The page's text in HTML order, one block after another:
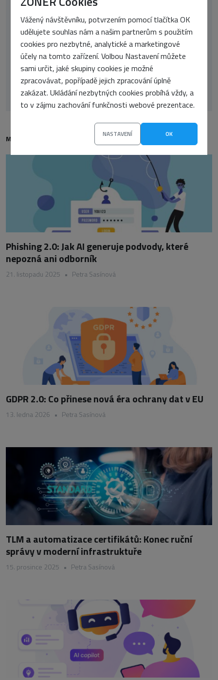
Vážený návštěvníku, potvrzením pomocí tlačítka OK
udělujete souhlas nám a našim partnerům s použitím
cookies pro nezbytné, analytické a marketingové
účely na tomto zařízení. Volbou Nastavení můžete
sami určit, jaké skupiny cookies je možné
zpracovávat, popřípadě jejich zpracování úplně
zakázat. Ukládání nezbytných cookies probíhá vždy, a
to v zájmu zachování funkčnosti webové prezentace.
NASTAVENÍ OK
Pavel Salvet
MOHLO BY VÁS TAKÉ ZAJÍMAT
Phishing 2.0: Jak AI generuje podvody, které
nepozná ani odborník
21. listopadu 2025 • Petra Sasínová
GDPR 2.0: Co přinese nová éra ochrany dat v EU
13. ledna 2026 • Petra Sasínová
TLM a automatizace certifikátů: Konec ruční
správy v moderní infrastruktuře
15. prosince 2025 • Petra Sasínová